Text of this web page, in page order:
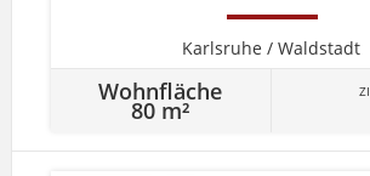
Karlsruhe / Waldstadt
Wohnfläche
80 m²